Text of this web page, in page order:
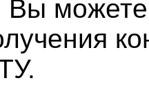
Вы можете